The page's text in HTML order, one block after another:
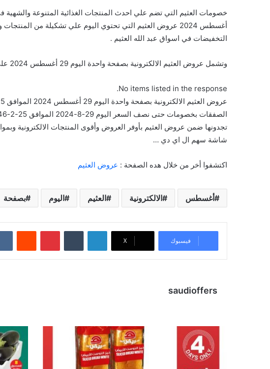
أغسطس 2024 عروض العثيم التي تحتوي اليوم علي تشكيلة من
التخفيضات في اسواق عبد الله العثيم .
وتشمل عروض العثيم الالكترونية بصفحة واحدة اليوم 29 أغسطس 2024 على السلع والمنتجات التالية :
No items listed in the response.
تجدونها ضمن عروض العثيم بأوفر العروض وأقوى المنتجات الالكترونية
شاشة سهم ال اي دي …
اكتشفوا أخر من خلال هده الصفحة : عروض العثيم
أغسطس الالكترونية العثيم اليوم بصفحة
فيسبوك X
لينكدإن بينتيريست
saudioffers